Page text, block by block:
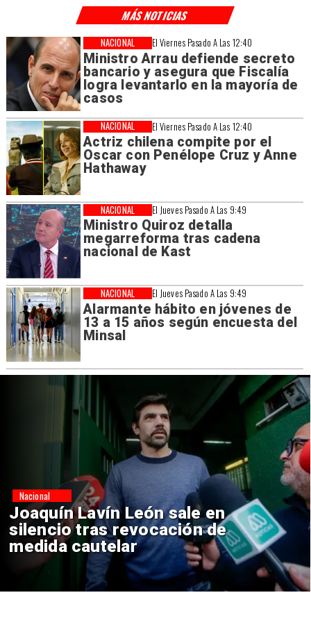
MÁS NOTICIAS
El Viernes Pasado A Las 12:40
Ministro Arrau defiende secreto
bancario y asegura que Fiscalía
logra levantarlo en la mayoría de
casos
NACIONAL
El Viernes Pasado A Las 12:40
Actriz chilena compite por el
Oscar con Penélope Cruz y Anne
Hathaway
NACIONAL
El Jueves Pasado A Las 9:49
Ministro Quiroz detalla
megarreforma tras cadena
nacional de Kast
NACIONAL
El Jueves Pasado A Las 9:49
Alarmante hábito en jóvenes de
13 a 15 años según encuesta del
Minsal
NACIONAL
Chile y Venezuela formalizan
reinicio de relaciones
consulares
Nacional